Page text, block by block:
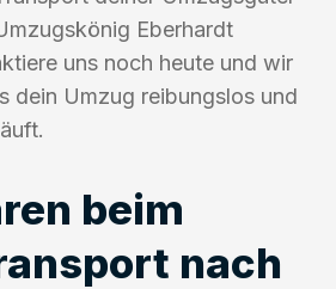
Eberhardt
uns noch heute und wir
dein Umzug reibungslos und
beim
nach